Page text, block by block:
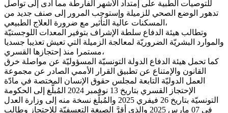
للتوصيات الطبية على إمتداد الأشهر الفارطة مما أدى إلى تواصل
تدهور الوضع الصحي للزميلة وإستوجب المرور إلى صنف جديد من
المسكنات عالية التأثير مع ضرورة العلاج الطبيعي،
وتطالب هيئة الدفاع سلطة الإشراف بتوفير المعدات اللوجستيّة
والموارد البشريّة الضروريّة لمعالجة الزميلة التي تعيش تعذيبا جسديا
مستمرا منذ إحتجازها القسري،
كما تحمل هيئة الدفاع الدولة التونسيّة المسؤوليّة عن مواصلة خرق
القانون والإمتناع عن تطبيق القرار الأممي الصادر عن مجموعة
العمل الدوليّة التابعة لمجلس حقوق الإنسان المختصة في مادّة
الإحتجاز القسري بتاريخ 13 نوفمبر 2024 المُبلَّغ إلى الحكومة
التونسيّة بتاريخ 26 فيفري 2025 والمُبلَّغ نسخة منه إلى وزارة العدل
في 07 مارس 2025 والذي أقرَّ الصبغة التعسفيّة للإحتجاز وطالب